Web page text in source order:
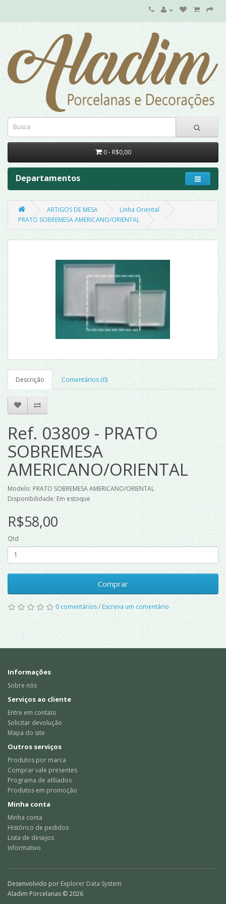
0 - R$0,00
Departamentos
ARTIGOS DE MESA
Linha Oriental
PRATO SOBREMESA AMERICANO/ORIENTAL
Descrição Comentários (0)
Ref. 03809 - PRATO
SOBREMESA
AMERICANO/ORIENTAL
Modelo: PRATO SOBREMESA AMERICANO/ORIENTAL
Disponibilidade: Em estoque
R$58,00
Qtd
Comprar
0 comentários/Escreva um comentário
Informações
Sobre nós
Serviços ao cliente
Entre em contato
Solicitar devolução
Mapa do site
Outros serviços
Produtos por marca
Comprar vale presentes
Programa de afiliados
Produtos em promoção
Minha conta
Minha conta
Histórico de pedidos
Lista de desejos
Informativo
Desenvolvido por Explorer Data System
Aladim Porcelanas © 2026